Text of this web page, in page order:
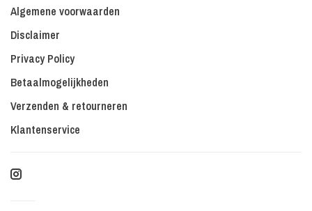
Algemene voorwaarden
Disclaimer
Privacy Policy
Betaalmogelijkheden
Verzenden & retourneren
Klantenservice